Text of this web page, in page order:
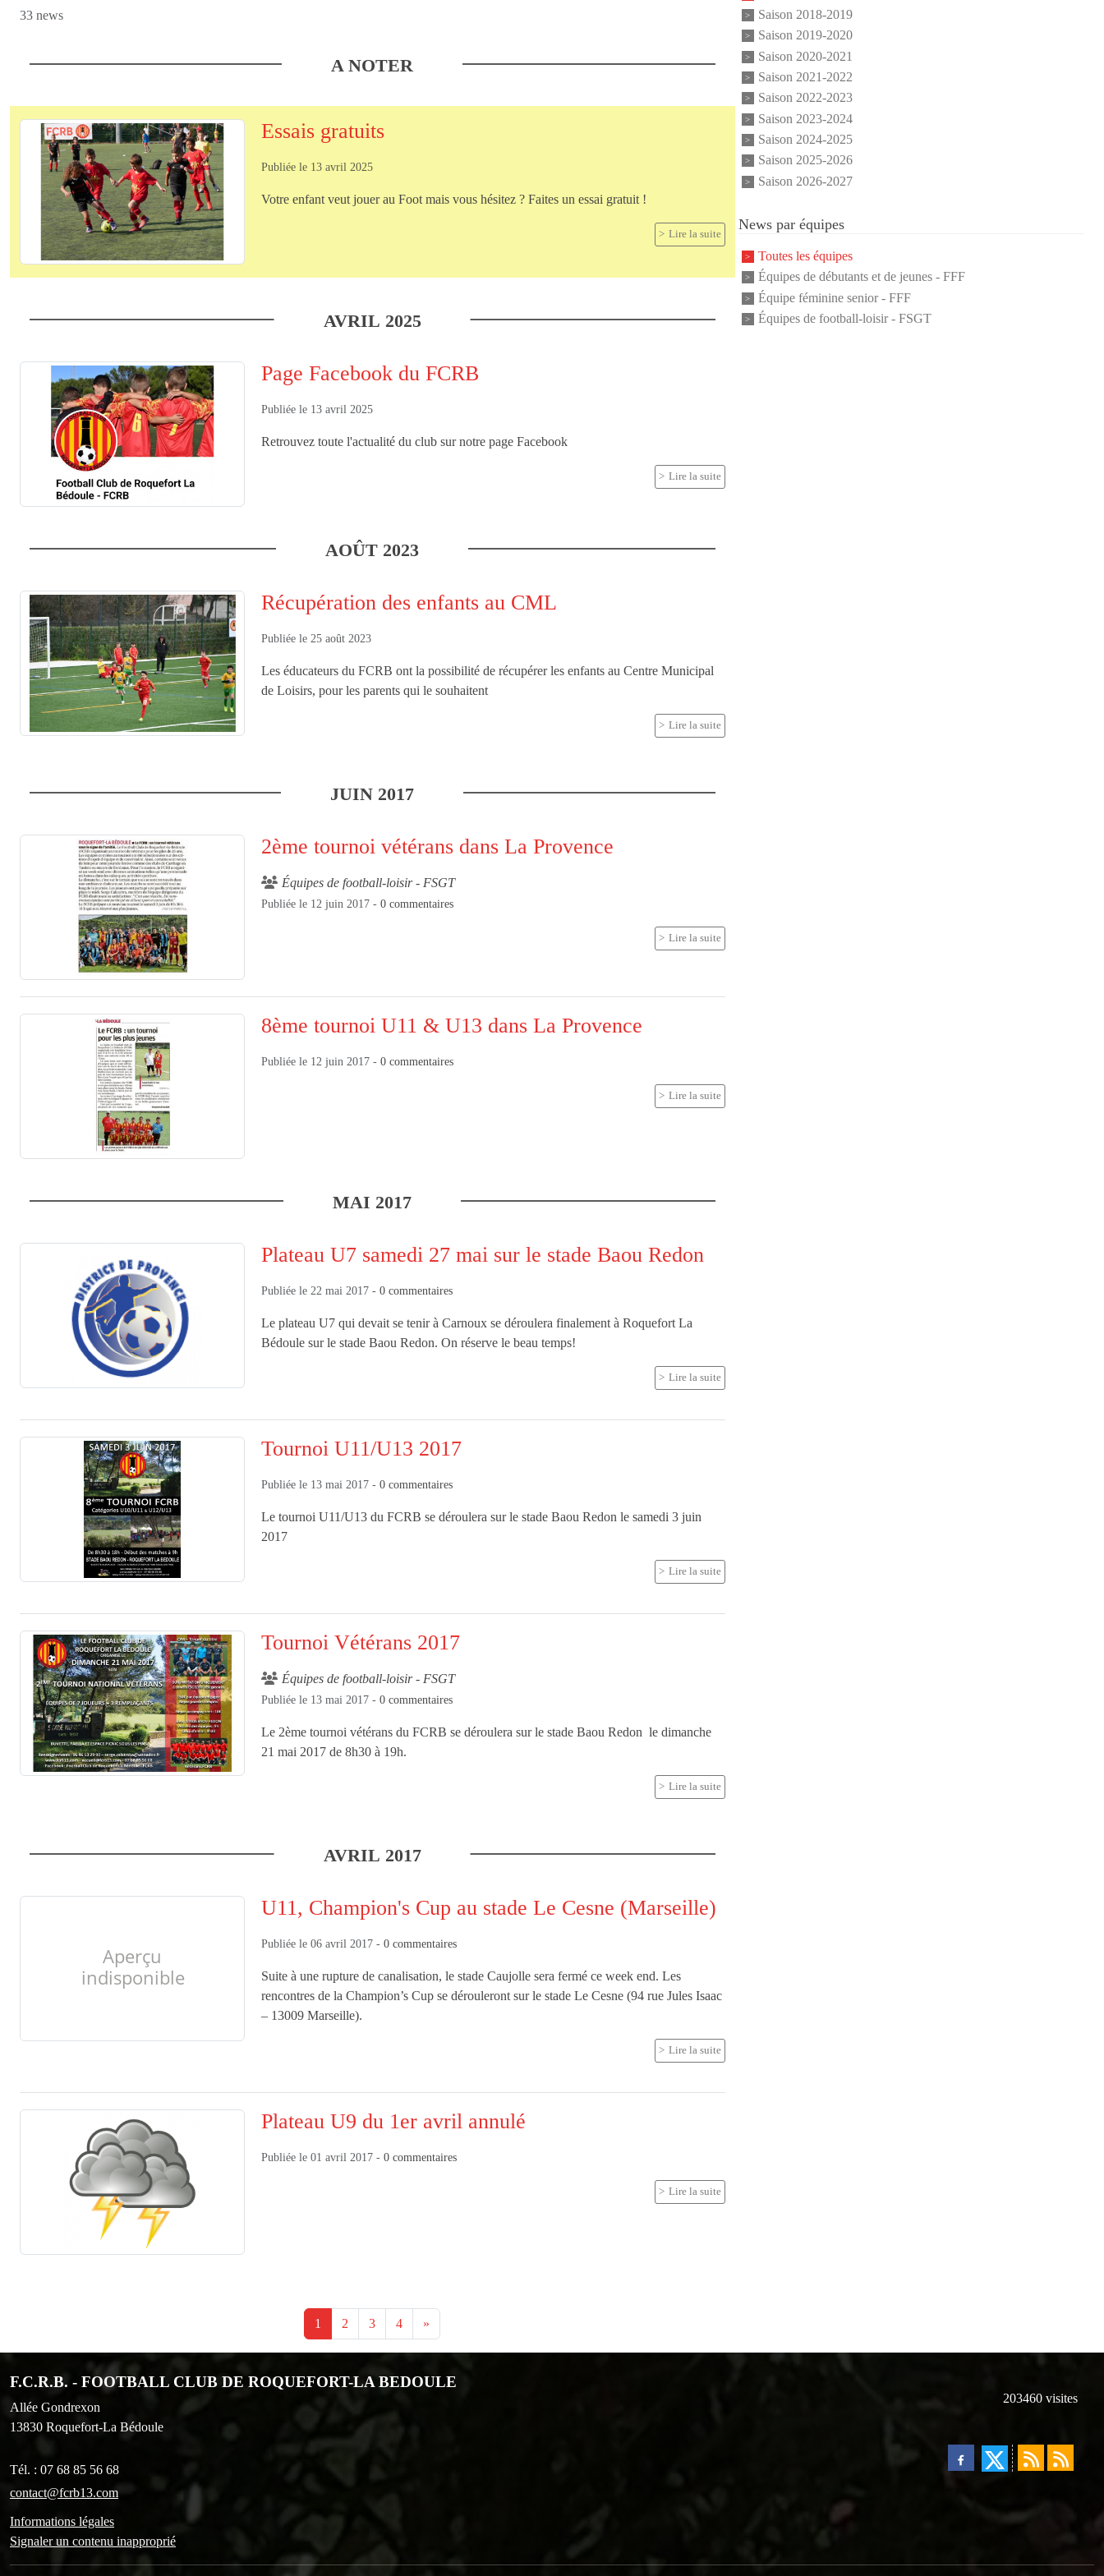
33 news
A NOTER
Essais gratuits
Publiée le 13 avril 2025
Votre enfant veut jouer au Foot mais vous hésitez ? Faites un essai gratuit !
Lire la suite
AVRIL 2025
Page Facebook du FCRB
Publiée le 13 avril 2025
Retrouvez toute l'actualité du club sur notre page Facebook
Lire la suite
AOÛT 2023
Récupération des enfants au CML
Publiée le25 août 2023
Les éducateurs du FCRB ont la possibilité de récupérer les enfants au Centre Municipal
de Loisirs, pour les parents qui le souhaitent
Lire la suite
JUIN 2017
2ème tournoi vétérans dans La Provence
Équipes de football-loisir - FSGT
Publiée le 12 juin 2017 -0 commentaires
Lire la suite
8ème tournoi U11 & U13 dans La Provence
Publiée le 12 juin 2017 -0 commentaires
Lire la suite
MAI 2017
Plateau U7 samedi 27 mai sur le stade Baou Redon
Publiée le22 mai 2017 -0 commentaires
Le plateau U7 qui devait se tenir à Carnoux se déroulera finalement à Roquefort La
Bédoule sur le stade Baou Redon. On réserve le beau temps!
Lire la suite
Tournoi U11/U13 2017
Publiée le 13 mai 2017 -0 commentaires
Le tournoi U11/U13 du FCRB se déroulera sur le stade Baou Redon le samedi 3 juin
2017
Lire la suite
Tournoi Vétérans 2017
Équipes de football-loisir - FSGT
Publiée le 13 mai 2017 -0 commentaires
Le 2ème tournoi vétérans du FCRB se déroulera sur le stade Baou Redon le dimanche
21 mai 2017 de 8h30 à 19h.
Lire la suite
AVRIL 2017
U11, Champion's Cup au stade Le Cesne (Marseille)
Publiée le06 avril 2017 -0 commentaires
Suite à une rupture de canalisation, le stade Caujolle sera fermé ce week end. Les
rencontres de la Champion’s Cup se dérouleront sur le stade Le Cesne (94 rue Jules Isaac
– 13009 Marseille).
Lire la suite
Plateau U9 du 1er avril annulé
Publiée le01 avril 2017 -0 commentaires
Lire la suite
1 2 3 4 »
Saison 2018-2019
Saison 2019-2020
Saison 2020-2021
Saison 2021-2022
Saison 2022-2023
Saison 2023-2024
Saison 2024-2025
Saison 2025-2026
Saison 2026-2027
News par équipes
Toutes les équipes
Équipes de débutants et de jeunes - FFF
Équipe féminine senior - FFF
Équipes de football-loisir - FSGT
F.C.R.B. - FOOTBALL CLUB DE ROQUEFORT-LA BEDOULE
Allée Gondrexon
13830 Roquefort-La Bédoule
Tél. : 07 68 85 56 68
contact@fcrb13.com
Informations légales
Signaler un contenu inapproprié
203460 visites